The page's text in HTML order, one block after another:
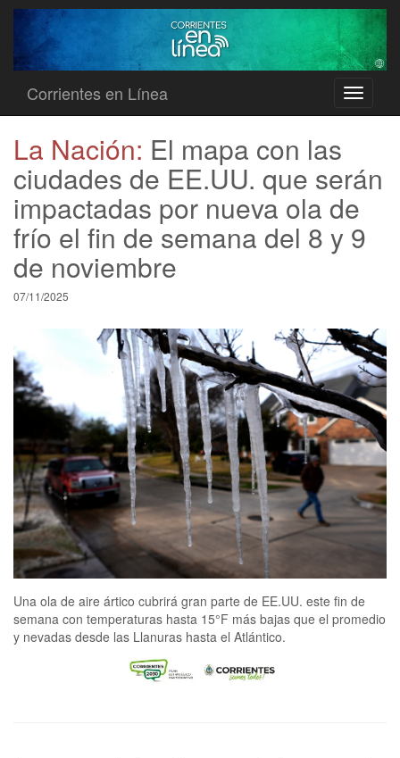
Toggle
Corrientes en Línea
La Nación: El mapa con las
ciudades de EE.UU. que serán
impactadas por nueva ola de
frío el fin de semana del 8 y 9
de noviembre
07/11/2025
Una ola de aire ártico cubrirá gran parte de EE.UU. este fin de
semana con temperaturas hasta 15°F más bajas que el promedio
y nevadas desde las Llanuras hasta el Atlántico.